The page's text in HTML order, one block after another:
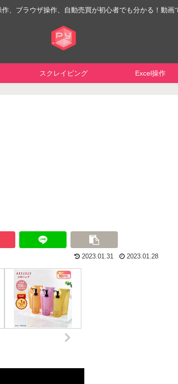
、ブラウザ操作、自動売買が初心者でも分かる！動画
スクレイピング Excel操作
2023.01.31 2023.01.28